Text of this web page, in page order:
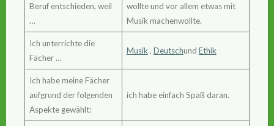
Beruf entschieden, weil
…
wollte und vor allem etwas mit
Musik machenwollte.
Ich unterrichte die
Fächer …
Musik , Deutschund Ethik
Ich habe meine Fächer
aufgrund der folgenden
Aspekte gewählt:
ich habe einfach Spaß daran.